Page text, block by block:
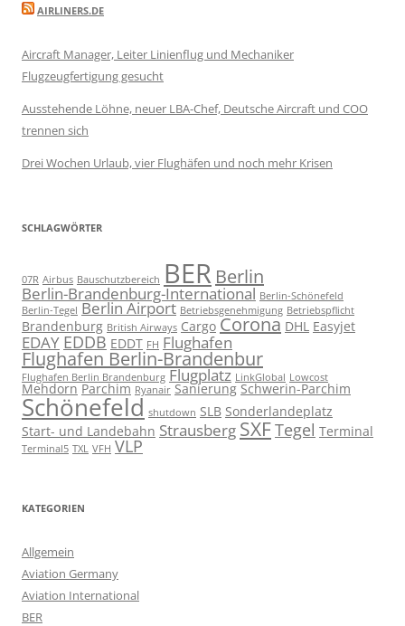
AIRLINERS.DE
Aircraft Manager, Leiter Linienflug und Mechaniker
Flugzeugfertigung gesucht
Ausstehende Löhne, neuer LBA-Chef, Deutsche Aircraft und COO
trennen sich
Drei Wochen Urlaub, vier Flughäfen und noch mehr Krisen
SCHLAGWÖRTER
07R Airbus Bauschutzbereich BER Berlin
Berlin-Brandenburg-International Berlin-Schönefeld
Berlin-Tegel Berlin Airport Betriebsgenehmigung Betriebspflicht
Brandenburg British Airways Cargo Corona DHL Easyjet
EDAY EDDB EDDT FH Flughafen
Flughafen Berlin-Brandenbur
Flughafen Berlin Brandenburg Flugplatz LinkGlobal Lowcost
Mehdorn Parchim Ryanair Sanierung Schwerin-Parchim
Schönefeld shutdown SLB Sonderlandeplatz
Start- und Landebahn Strausberg SXFTegel Terminal
Terminal5 TXL VFH VLP
KATEGORIEN
Allgemein
Aviation Germany
Aviation International
BER